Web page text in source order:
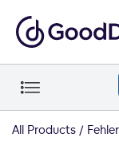
All Products